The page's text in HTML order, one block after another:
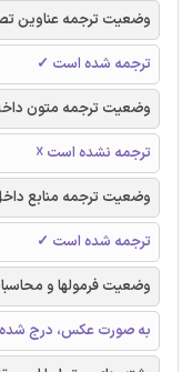
وضعیت ترجمه عناوین
ترجمه شده است ✓
وضعیت ترجمه متون
ترجمه نشده است ☓
وضعیت ترجمه منابع
ترجمه شده است ✓
وضعیت فرمولها و
به صورت عکس، درج